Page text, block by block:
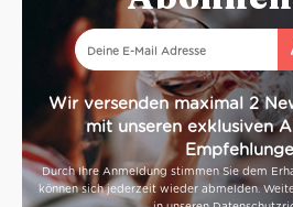
Wir versenden maximal 2
mit unseren exklusiven
Durch Ihre Anmeldung stimmen Sie dem
können sich jederzeit wieder abmelden.